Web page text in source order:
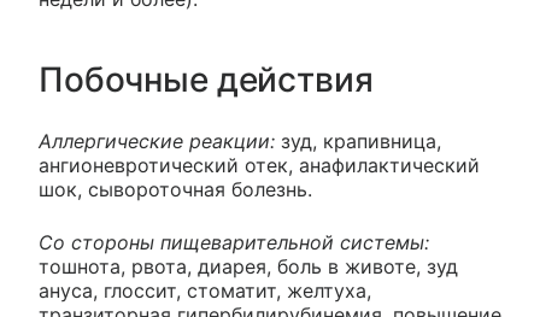
Побочные действия
Аллергические реакции: зуд, крапивница,
ангионевротический отек, анафилактический
шок, сывороточная болезнь.
Со стороны пищеварительной системы:
тошнота, рвота, диарея, боль в животе, зуд
ануса, глоссит, стоматит, желтуха,